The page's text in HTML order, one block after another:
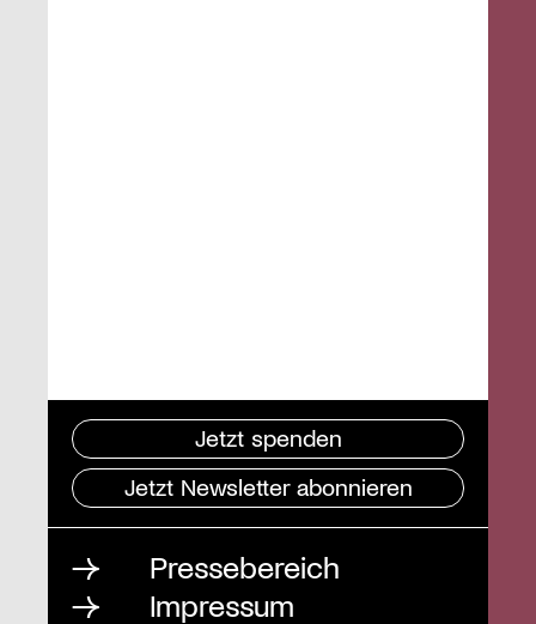
Jetzt spenden
Jetzt Newsletter abonnieren
Pressebereich
Impressum